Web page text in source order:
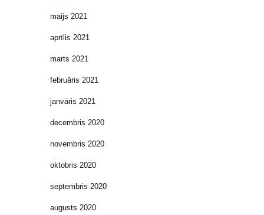
maijs 2021
aprīlis 2021
marts 2021
februāris 2021
janvāris 2021
decembris 2020
novembris 2020
oktobris 2020
septembris 2020
augusts 2020